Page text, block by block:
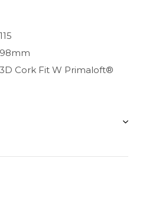
115
98mm
3D Cork Fit W Primaloft®